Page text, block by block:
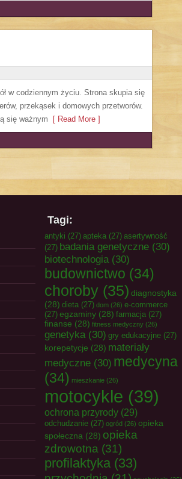
w codziennym życiu. Strona skupia się
przekąsek i domowych przetworów.
się ważnym [ Read More ]
Tagi:
antyki (27) apteka (27) asertywność
(27) badania genetyczne (30)
biotechnologia(30)
budownictwo (34)
choroby (35) diagnostyka
(28) dieta (27) dom (26) e-commerce
(27) egzaminy (28) farmacja (27)
finanse (28) fitness medyczny (26)
genetyka(30) gry edukacyjne (27)
korepetycje (28) materiały
medyczne (30) medycyna
(34) mieszkanie (26)
motocykle (39)
ochrona przyrody (29)
odchudzanie (27) ogród (26) opieka
społeczna (28) opieka
zdrowotna (31)
profilaktyka (33)